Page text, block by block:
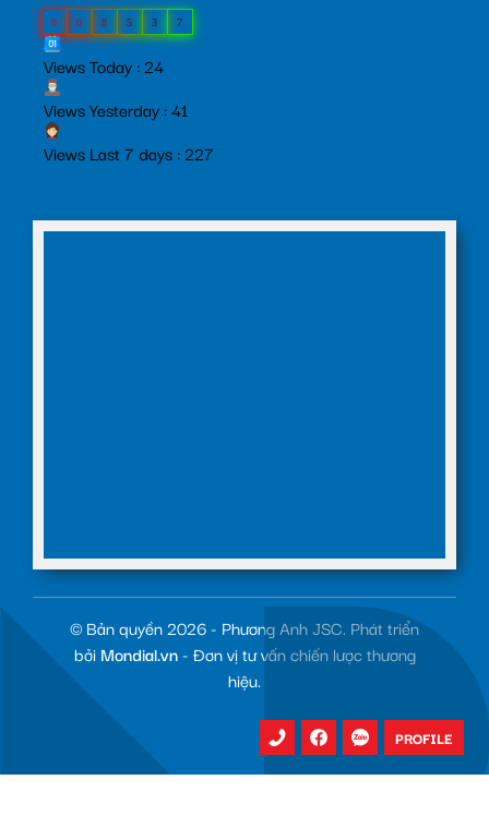
0 0 8 5 3 7
Views Today : 24
Views Yesterday : 41
Views Last 7 days : 227
© Bản quyền 2026 - Phương Anh JSC. Phát triển
bởi Mondial.vn- Đơn vị tư vấn chiến lược thương
hiệu.
PROFILE